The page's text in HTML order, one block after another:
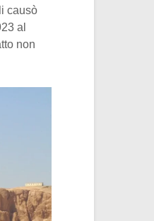
causò
al
non